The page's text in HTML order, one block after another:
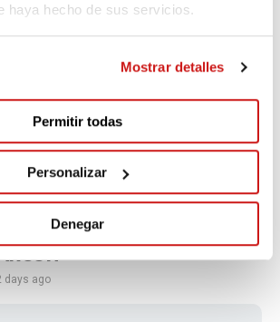
haya hecho de sus servicios.
Mostrar detalles
Permitir todas
Personalizar
Denegar
days ago
days ago